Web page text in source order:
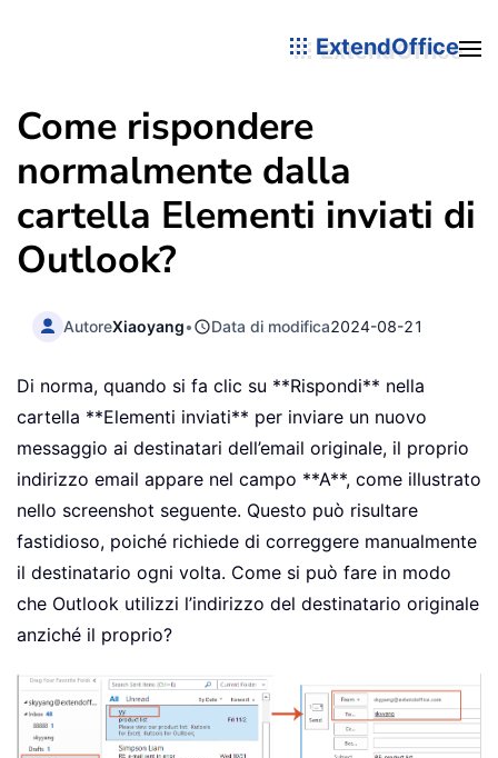
ExtendOffice
Come rispondere
normalmente dalla
cartella Elementi inviati di
Outlook?
AutoreXiaoyang• Data di modifica2024-08-21
Di norma, quando si fa clic su **Rispondi** nella
cartella **Elementi inviati** per inviare un nuovo
messaggio ai destinatari dell’email originale, il proprio
indirizzo email appare nel campo **A**, come illustrato
nello screenshot seguente. Questo può risultare
fastidioso, poiché richiede di correggere manualmente
il destinatario ogni volta. Come si può fare in modo
che Outlook utilizzi l’indirizzo del destinatario originale
anziché il proprio?